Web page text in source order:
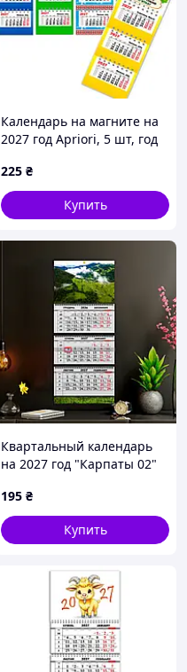
Календарь на магните на
2027 год Apriori, 5 шт, год
подарок на Новый Год, 7
вид
225 ₴
Купить
Квартальный календарь
на 2027 год "Карпаты 02"
195 ₴
Купить